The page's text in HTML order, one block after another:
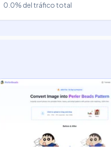
0.0% del tráfico total